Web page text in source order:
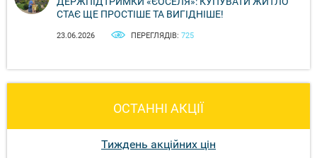
СТАЄ ЩЕ ПРОСТІШЕ ТА ВИГІДНІШЕ!
23.06.2026 ПЕРЕГЛЯДІВ: 725
ОСТАННІ АКЦІЇ
Тиждень акційних цін